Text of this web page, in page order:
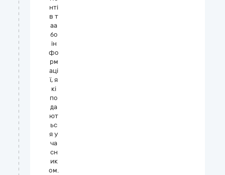
нті
в т
аа
бо
ін
фо
рм
аці
ї, я
кі
по
да
ют
ьс
я у
ча
сн
ик
ом.